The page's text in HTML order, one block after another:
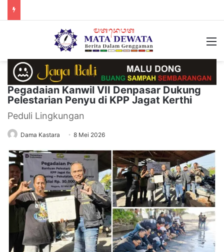
Pegadaian Kanwil VII Denpasar Dukung
Pelestarian Penyu di KPP Jagat Kerthi
Peduli Lingkungan
Dama Kastara 8 Mei 2026